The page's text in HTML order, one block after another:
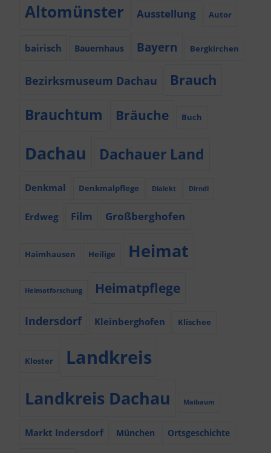
Altomünster Ausstellung Autor
bairisch Bauernhaus Bayern Bergkirchen
Bezirksmuseum Dachau Brauch
Brauchtum Bräuche Buch
Dachau Dachauer Land
Denkmal Denkmalpflege Dialekt Dirndl
Erdweg Film Großberghofen
Haimhausen Heilige Heimat
Heimatforschung Heimatpflege
Indersdorf Kleinberghofen Klischee
Kloster Landkreis
Landkreis Dachau Maibaum
Markt Indersdorf München Ortsgeschichte